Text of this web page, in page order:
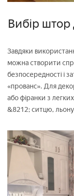
Вибір штор
Завдяки
можна створити
безпосередності і
«прованс». Для
або фіранки з
&8212; ситцю,